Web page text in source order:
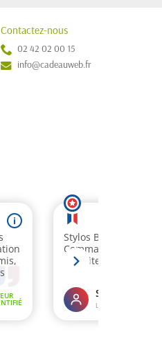
Contactez-nous
02 42 02 00 15
info@cadeauweb.fr